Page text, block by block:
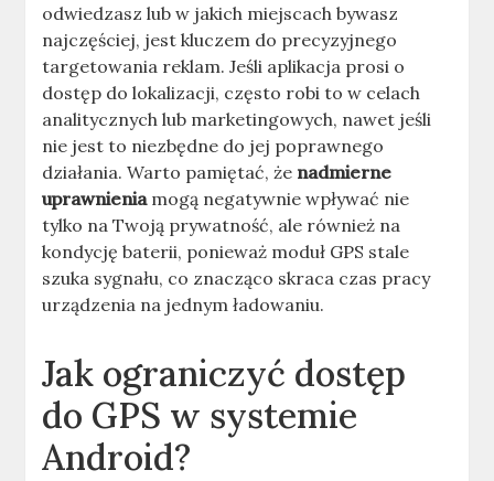
odwiedzasz lub w jakich miejscach bywasz
najczęściej, jest kluczem do precyzyjnego
targetowania reklam. Jeśli aplikacja prosi o
dostęp do lokalizacji, często robi to w celach
analitycznych lub marketingowych, nawet jeśli
nie jest to niezbędne do jej poprawnego
działania. Warto pamiętać, że nadmierne
uprawnieniamogą negatywnie wpływać nie
tylko na Twoją prywatność, ale również na
kondycję baterii, ponieważ moduł GPS stale
szuka sygnału, co znacząco skraca czas pracy
urządzenia na jednym ładowaniu.
Jak ograniczyć dostęp
do GPS w systemie
Android?